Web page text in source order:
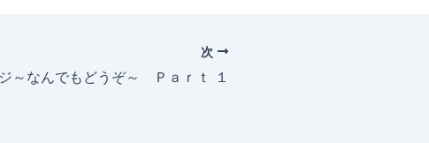
次
～なんでもどうぞ～ Ｐａｒｔ １